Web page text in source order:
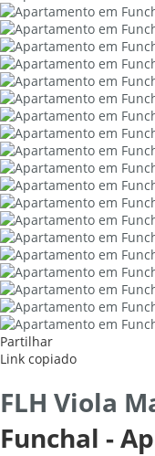
Partilhar
Link copiado
FLH Viola
Funchal -